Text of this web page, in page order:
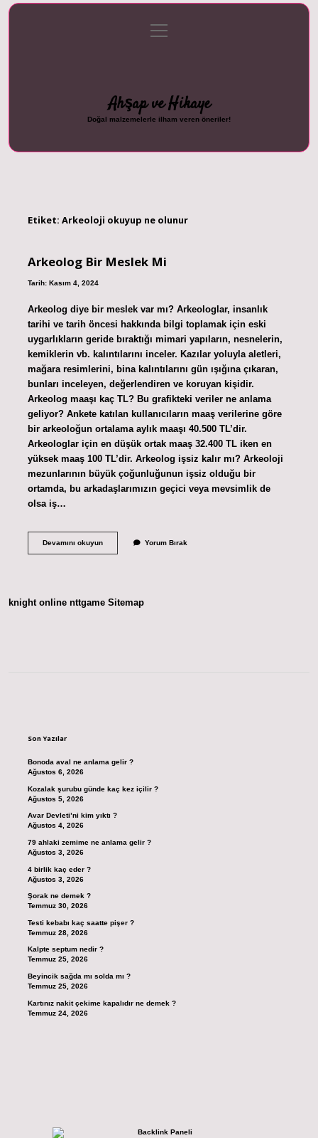
Gizlilik Politikası
menüyü
aç
Ahşap ve Hikaye
Doğal malzemelerle ilham veren öneriler!
Etiket: Arkeoloji okuyup ne olunur
Arkeolog Bir Meslek Mi
Tarih: Kasım 4, 2024
Arkeolog diye bir meslek var mı? Arkeologlar, insanlık
tarihi ve tarih öncesi hakkında bilgi toplamak için eski
uygarlıkların geride bıraktığı mimari yapıların, nesnelerin,
kemiklerin vb. kalıntılarını inceler. Kazılar yoluyla aletleri,
mağara resimlerini, bina kalıntılarını gün ışığına çıkaran,
bunları inceleyen, değerlendiren ve koruyan kişidir.
Arkeolog maaşı kaç TL? Bu grafikteki veriler ne anlama
geliyor? Ankete katılan kullanıcıların maaş verilerine göre
bir arkeoloğun ortalama aylık maaşı 40.500 TL’dir.
Arkeologlar için en düşük ortak maaş 32.400 TL iken en
yüksek maaş 100 TL’dir. Arkeolog işsiz kalır mı? Arkeoloji
mezunlarının büyük çoğunluğunun işsiz olduğu bir
ortamda, bu arkadaşlarımızın geçici veya mevsimlik de
olsa iş…
Devamını okuyunArkeolog
Yorum Bırak
knight online nttgame Sitemap
Son Yazılar
Bonoda aval ne anlama gelir ?
Ağustos 6, 2026
Kozalak şurubu günde kaç kez içilir ?
Ağustos 5, 2026
Avar Devleti’ni kim yıktı ?
Ağustos 4, 2026
79 ahlaki zemime ne anlama gelir ?
Ağustos 3, 2026
4 birlik kaç eder ?
Ağustos 3, 2026
Şorak ne demek ?
Temmuz 30, 2026
Testi kebabı kaç saatte pişer ?
Temmuz 28, 2026
Kalpte septum nedir ?
Temmuz 25, 2026
Beyincik sağda mı solda mı ?
Temmuz 25, 2026
Kartınız nakit çekime kapalıdır ne demek ?
Temmuz 24, 2026